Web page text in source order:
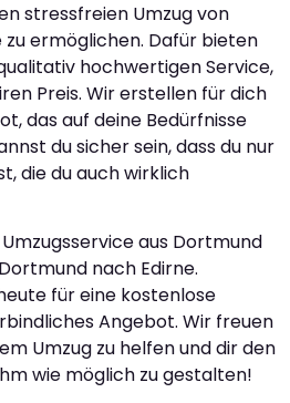
stressfreien Umzug von
ermöglichen. Dafür bieten
hochwertigen Service,
Preis. Wir erstellen für dich
das auf deine Bedürfnisse
du sicher sein, dass du nur
die du auch wirklich
aus Dortmund
nach Edirne.
für eine kostenlose
Angebot. Wir freuen
Umzug zu helfen und dir den
wie möglich zu gestalten!